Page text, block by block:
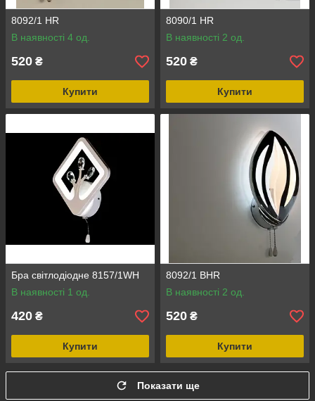
8092/1 HR
В наявності 4 од.
520 ₴
Купити
8090/1 HR
В наявності 2 од.
520 ₴
Купити
Бра світлодіодне 8157/1WH
В наявності 1 од.
420 ₴
Купити
8092/1 BHR
В наявності 2 од.
520 ₴
Купити
Показати ще